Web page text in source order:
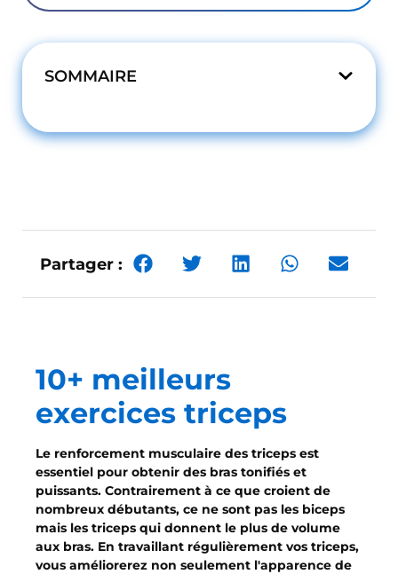
Partager :
10+ meilleurs
exercices triceps
Le renforcement musculaire des triceps est
essentiel pour obtenir des bras tonifiés et
puissants. Contrairement à ce que croient de
nombreux débutants, ce ne sont pas les biceps
mais les triceps qui donnent le plus de volume
aux bras. En travaillant régulièrement vos triceps,
vous améliorerez non seulement l'apparence de
SOMMAIRE